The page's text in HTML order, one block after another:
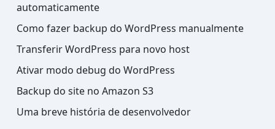
automaticamente
Como fazer backup do WordPress manualmente
Transferir WordPress para novo host
Ativar modo debug do WordPress
Backup do site no Amazon S3
Uma breve história de desenvolvedor